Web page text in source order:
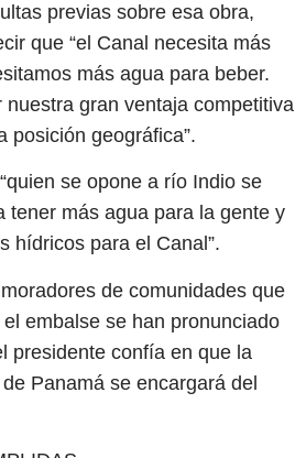
previas sobre esa obra,
que “el Canal necesita más
más agua para beber.
nuestra gran ventaja competitiva
posición geográfica”.
se opone a río Indio se
tener más agua para la gente y
hídricos para el Canal”.
de comunidades que
embalse se han pronunciado
presidente confía en que la
Panamá se encargará del